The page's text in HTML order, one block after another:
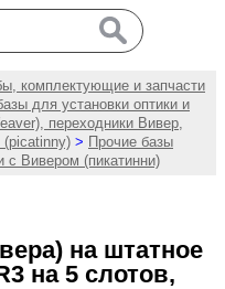
комплектующие и запчасти
для установки оптики и
переходники Вивер,
(picatinny) > Прочие базы
с Вивером (пикатинни)
на штатное
на 5 слотов,